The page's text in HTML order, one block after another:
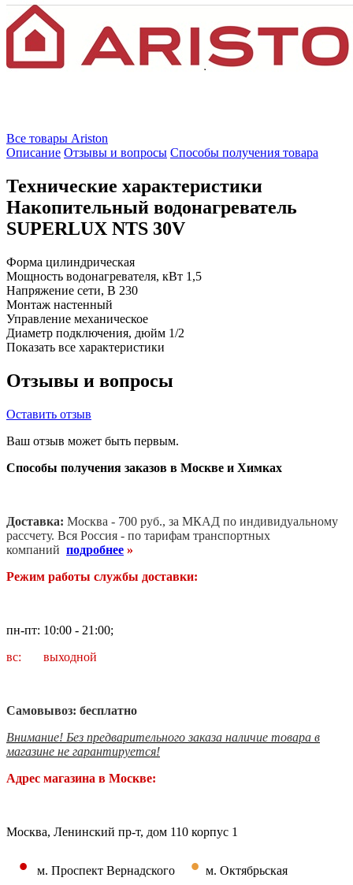
Все товары Ariston
Описание Отзывы и вопросы Способы получения товара
Технические характеристики
Накопительный водонагреватель
SUPERLUX NTS 30V
Форма цилиндрическая
Мощность водонагревателя, кВт 1,5
Напряжение сети, В 230
Монтаж настенный
Управление механическое
Диаметр подключения, дюйм 1/2
Показать все характеристики
Отзывы и вопросы
Оставить отзыв
Ваш отзыв может быть первым.
Способы получения заказов в Москве и Химках
Доставка: Москва - 700 руб., за МКАД по индивидуальному
рассчету. Вся Россия - по тарифам транспортных
компаний подробнее »
Режим работы службы доставки:
пн-пт: 10:00 - 21:00;
вс: выходной
Самовывоз: бесплатно
Внимание! Без предварительного заказа наличие товара в
магазине не гарантируется!
Адрес магазина в Москве:
Москва, Ленинский пр-т, дом 110 корпус 1
• м. Проспект Вернадского • м. Октябрьская